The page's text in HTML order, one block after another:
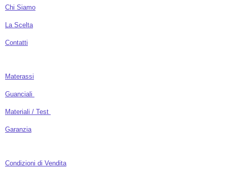
Chi Siamo
La Scelta
Contatti
Materassi
Guanciali
Materiali / Test
Garanzia
Condizioni di Vendita